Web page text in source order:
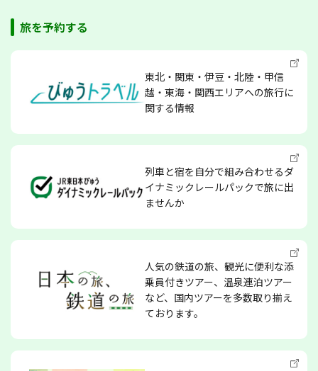
旅を予約する
東北・関東・伊豆・北陸・甲信
越・東海・関西エリアへの旅行に
関する情報
列車と宿を自分で組み合わせるダ
イナミックレールパックで旅に出
ませんか
人気の鉄道の旅、観光に便利な添
乗員付きツアー、温泉連泊ツアー
など、国内ツアーを多数取り揃え
ております。